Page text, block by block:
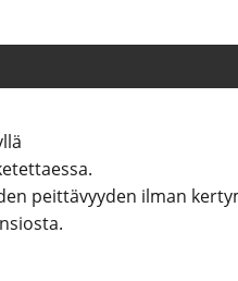
peittävyyden ilman